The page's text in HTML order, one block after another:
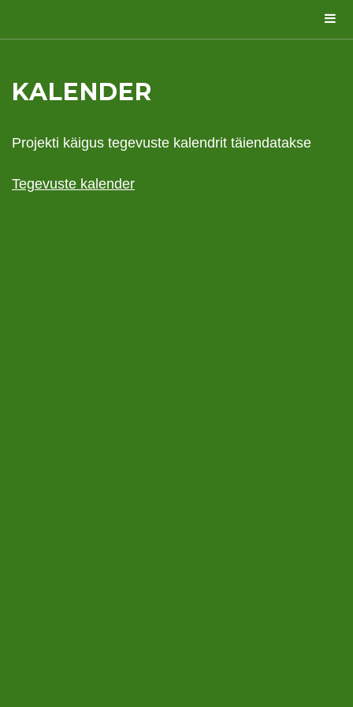
KALENDER
Projekti käigus tegevuste kalendrit täiendatakse
Tegevuste kalender